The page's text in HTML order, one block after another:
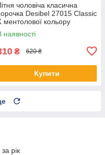
чоловіча класична
Desibel 27015 Classic
ментолової кольору
наявності
₴ 620 ₴
Купити
рік